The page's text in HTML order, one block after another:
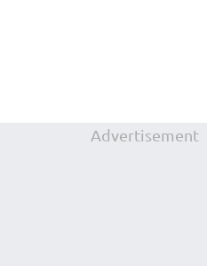
Advertisement